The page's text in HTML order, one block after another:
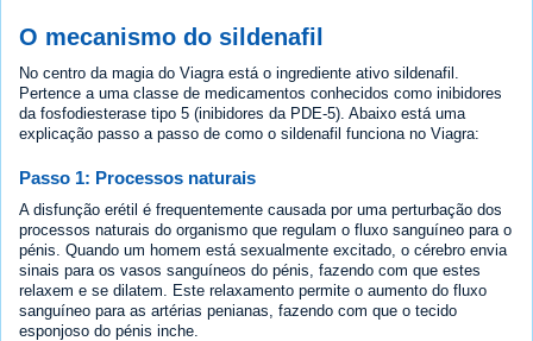
O mecanismo do sildenafil
No centro da magia do Viagra está o ingrediente ativo sildenafil.
Pertence a uma classe de medicamentos conhecidos como inibidores
da fosfodiesterase tipo 5 (inibidores da PDE-5). Abaixo está uma
explicação passo a passo de como o sildenafil funciona no Viagra:
Passo 1: Processos naturais
A disfunção erétil é frequentemente causada por uma perturbação dos
processos naturais do organismo que regulam o fluxo sanguíneo para o
pénis. Quando um homem está sexualmente excitado, o cérebro envia
sinais para os vasos sanguíneos do pénis, fazendo com que estes
relaxem e se dilatem. Este relaxamento permite o aumento do fluxo
sanguíneo para as artérias penianas, fazendo com que o tecido
esponjoso do pénis inche.